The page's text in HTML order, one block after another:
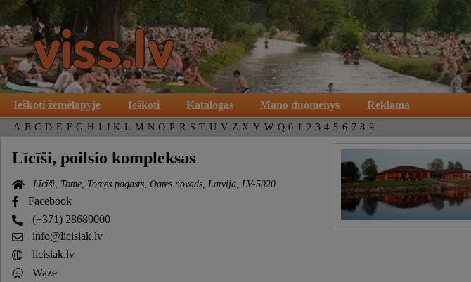
Ieškoti žemėlapyje Ieškoti Katalogas Mano duomenys Reklama
A B C D E F G H I J K L M N O P R S T U V Z X Y W Q 0 1 2 3 4 5 6 7 8 9
Līcīši, poilsio kompleksas
Līcīši, Tome, Tomes pagasts, Ogres novads, Latvija, LV-5020
Facebook
(+371) 28689000
info@licisiak.lv
licisiak.lv
Waze